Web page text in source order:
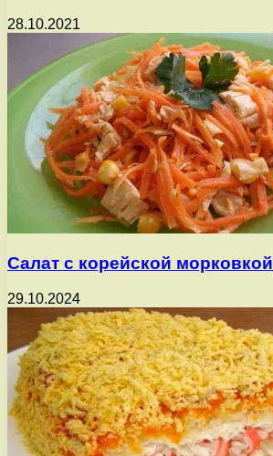
28.10.2021
Салат с корейской морковкой
29.10.2024